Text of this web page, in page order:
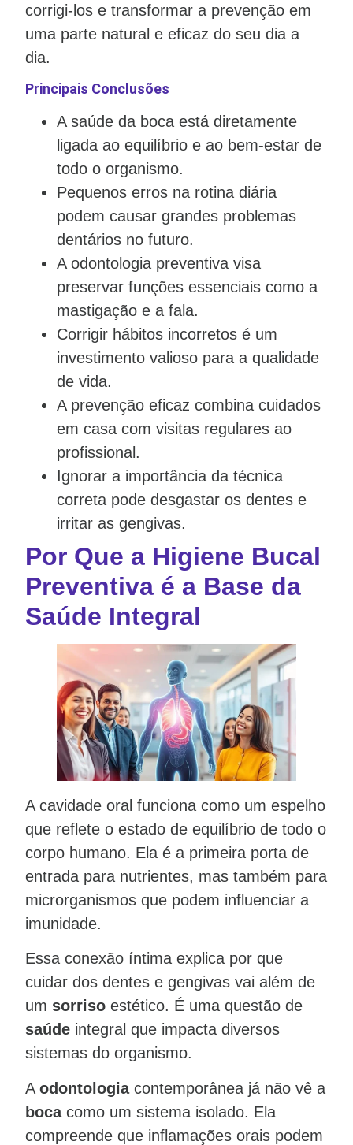
corrigi-los e transformar a prevenção em
uma parte natural e eficaz do seu dia a
dia.
Principais Conclusões
A saúde da boca está diretamente
ligada ao equilíbrio e ao bem-estar de
todo o organismo.
Pequenos erros na rotina diária
podem causar grandes problemas
dentários no futuro.
A odontologia preventiva visa
preservar funções essenciais como a
mastigação e a fala.
Corrigir hábitos incorretos é um
investimento valioso para a qualidade
de vida.
A prevenção eficaz combina cuidados
em casa com visitas regulares ao
profissional.
Ignorar a importância da técnica
correta pode desgastar os dentes e
irritar as gengivas.
Por Que a Higiene Bucal
Preventiva é a Base da
Saúde Integral
A cavidade oral funciona como um espelho
que reflete o estado de equilíbrio de todo o
corpo humano. Ela é a primeira porta de
entrada para nutrientes, mas também para
microrganismos que podem influenciar a
imunidade.
Essa conexão íntima explica por que
cuidar dos dentes e gengivas vai além de
um sorriso estético. É uma questão de
saúde integral que impacta diversos
sistemas do organismo.
A odontologiacontemporânea já não vê a
bocacomo um sistema isolado. Ela
compreende que inflamações orais podem